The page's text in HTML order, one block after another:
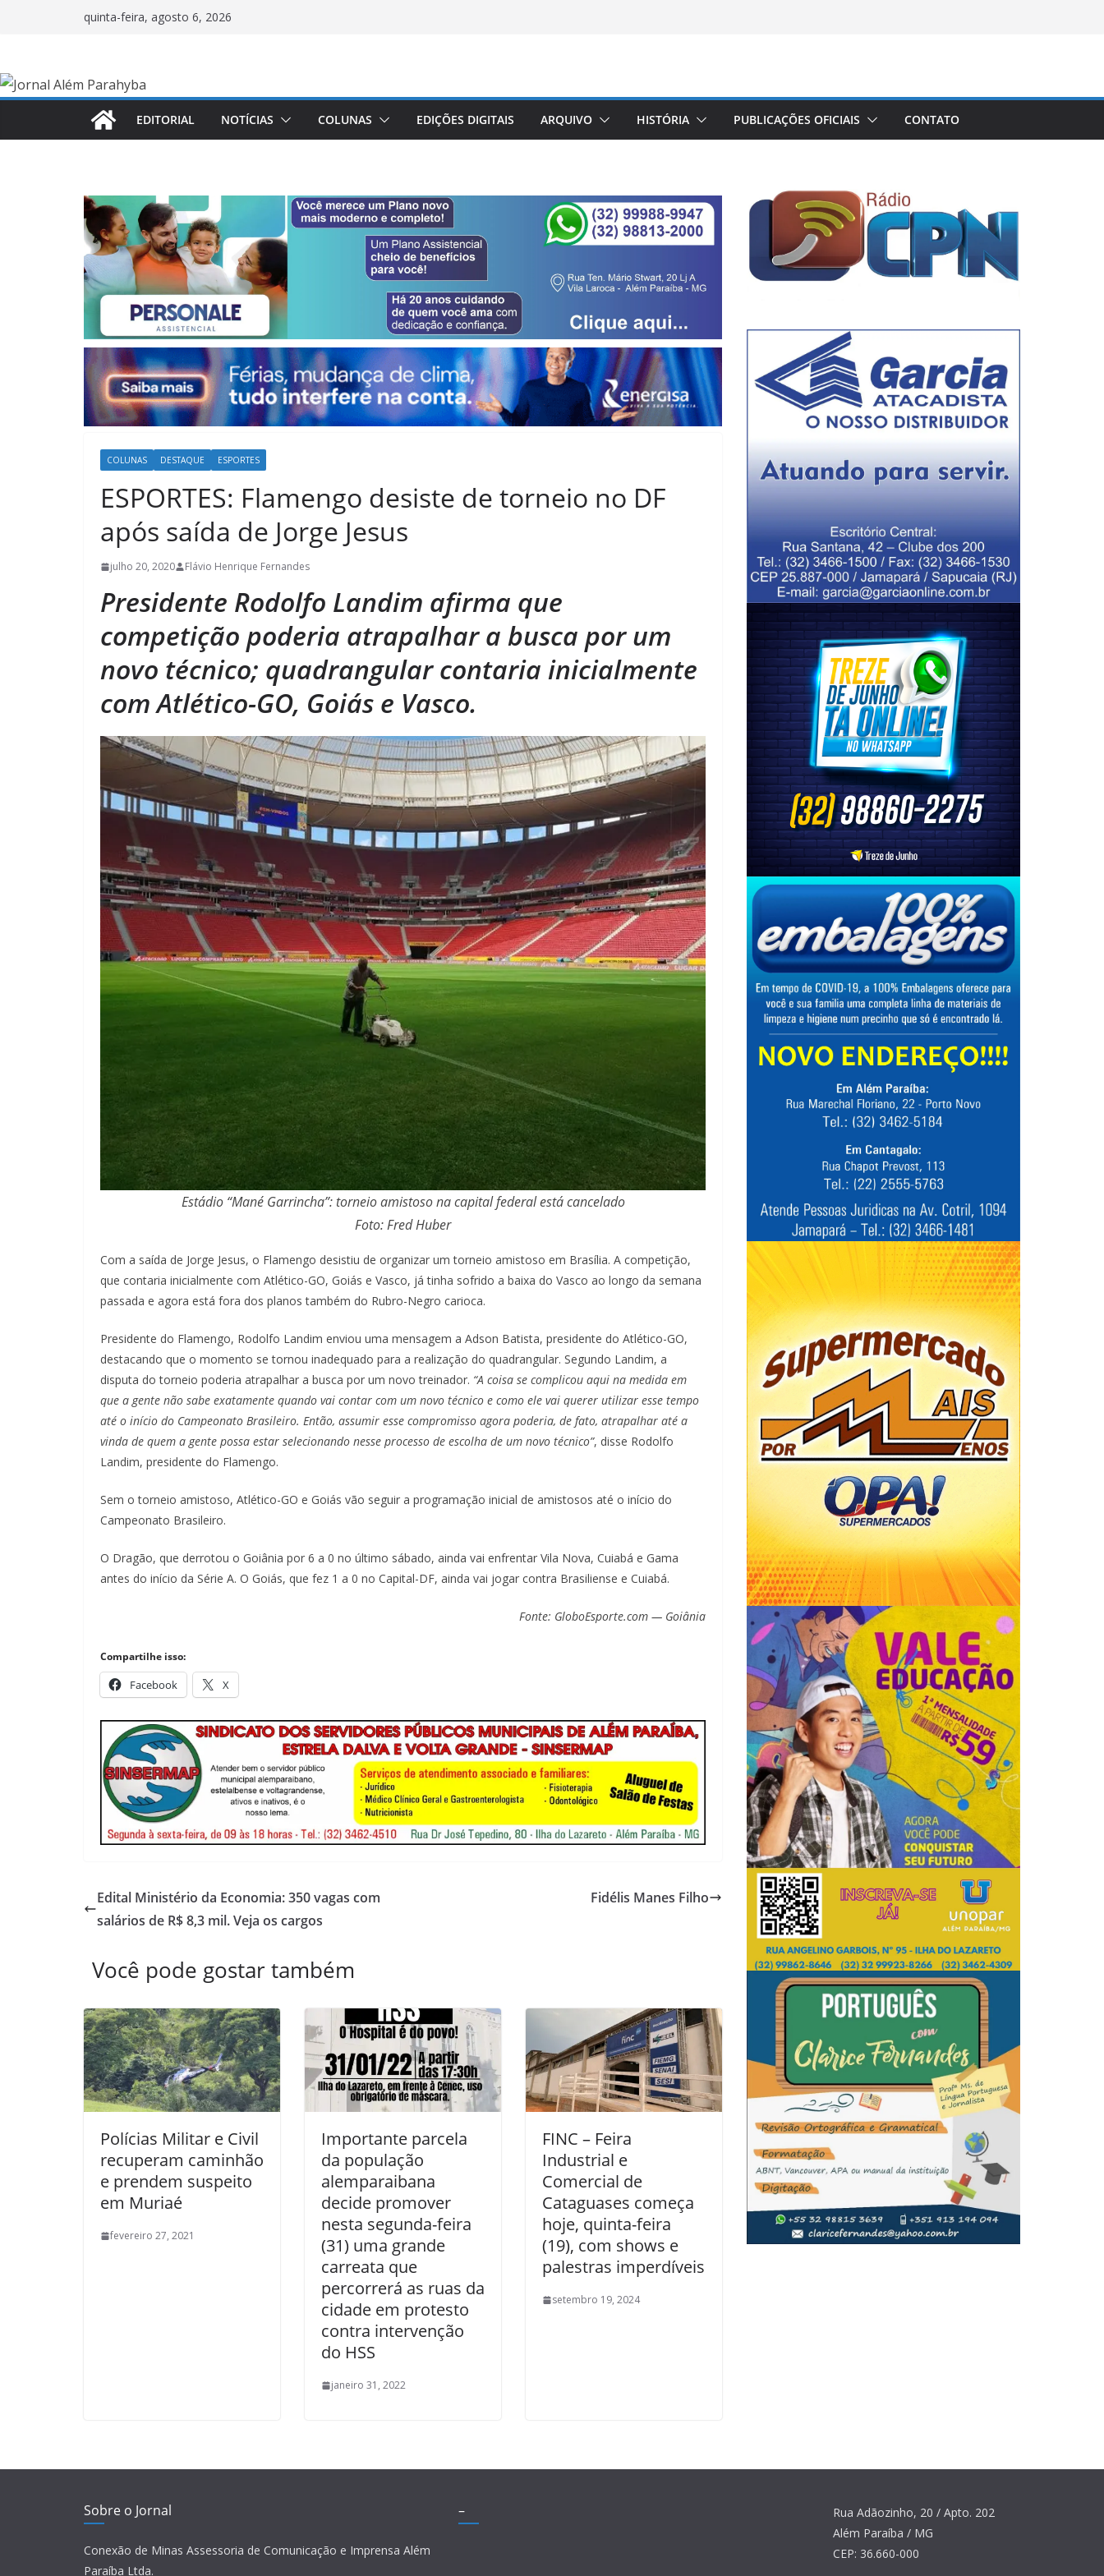
conteúdo
quinta-feira, agosto 6, 2026
EDITORIAL NOTÍCIAS COLUNAS EDIÇÕES DIGITAIS ARQUIVO HISTÓRIA PUBLICAÇÕES OFICIAIS CONTATO
COLUNAS DESTAQUE ESPORTES
ESPORTES: Flamengo desiste de torneio no DF
após saída de Jorge Jesus
julho 20, 2020 Flávio Henrique Fernandes
Presidente Rodolfo Landim afirma que
competição poderia atrapalhar a busca por um
novo técnico; quadrangular contaria inicialmente
com Atlético-GO, Goiás e Vasco.
Estádio “Mané Garrincha”: torneio amistoso na capital federal está cancelado
Foto: Fred Huber
Com a saída de Jorge Jesus, o Flamengo desistiu de organizar um torneio amistoso em Brasília. A competição,
que contaria inicialmente com Atlético-GO, Goiás e Vasco, já tinha sofrido a baixa do Vasco ao longo da semana
passada e agora está fora dos planos também do Rubro-Negro carioca.
Presidente do Flamengo, Rodolfo Landim enviou uma mensagem a Adson Batista, presidente do Atlético-GO,
destacando que o momento se tornou inadequado para a realização do quadrangular. Segundo Landim, a
disputa do torneio poderia atrapalhar a busca por um novo treinador. “A coisa se complicou aqui na medida em
que a gente não sabe exatamente quando vai contar com um novo técnico e como ele vai querer utilizar esse tempo
até o início do Campeonato Brasileiro. Então, assumir esse compromisso agora poderia, de fato, atrapalhar até a
vinda de quem a gente possa estar selecionando nesse processo de escolha de um novo técnico”, disse Rodolfo
Landim, presidente do Flamengo.
Sem o torneio amistoso, Atlético-GO e Goiás vão seguir a programação inicial de amistosos até o início do
Campeonato Brasileiro.
O Dragão, que derrotou o Goiânia por 6 a 0 no último sábado, ainda vai enfrentar Vila Nova, Cuiabá e Gama
antes do início da Série A. O Goiás, que fez 1 a 0 no Capital-DF, ainda vai jogar contra Brasiliense e Cuiabá.
Fonte: GloboEsporte.com — Goiânia
Compartilhe isso:
Facebook X
Edital Ministério da Economia: 350 vagas com
salários de R$ 8,3 mil. Veja os cargos
Fidélis Manes Filho
Você pode gostar também
Polícias Militar e Civil
recuperam caminhão
e prendem suspeito
em Muriaé
fevereiro 27, 2021
Importante parcela
da população
alemparaibana
decide promover
nesta segunda-feira
(31) uma grande
carreata que
percorrerá as ruas da
cidade em protesto
contra intervenção
do HSS
janeiro 31, 2022
FINC – Feira
Industrial e
Comercial de
Cataguases começa
hoje, quinta-feira
(19), com shows e
palestras imperdíveis
setembro 19, 2024
Sobre o Jornal
Conexão de Minas Assessoria de Comunicação e Imprensa Além
Paraíba Ltda.
–
Rua Adãozinho, 20 / Apto. 202
Além Paraíba / MG
CEP: 36.660-000